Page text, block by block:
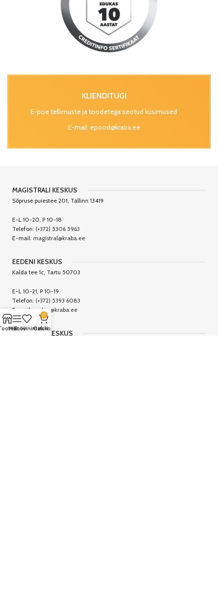
KLIENDITUGI
E-poe tellimuste ja toodetega seotud küsimused
E-mail: epood@kraba.ee
MAGISTRALI KESKUS
Sõpruse puiestee 201, Tallinn 13419
E-L 10-20, P 10-18
Telefon: (+372) 5306 5963
E-mail: magistral@kraba.ee
EEDENI KESKUS
Kalda tee 1c, Tartu 50703
E-L 10-21, P 10-19
Telefon: (+372) 5393 6083
E-mail:
eeden@kraba.ee
CENTRUMI KESKUS
Menüü
Soovinimekiri
0
Ostukorv